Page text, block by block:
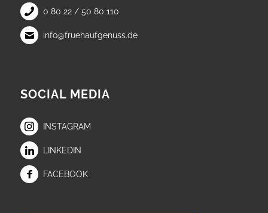
0 80 22 / 50 80 110
info@fruehaufgenuss.de
SOCIAL MEDIA
INSTAGRAM
LINKEDIN
FACEBOOK